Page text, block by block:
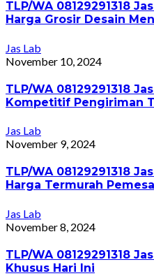
TLP/WA 08129291318
Harga Grosir Desain
Jas Lab
November 10, 2024
TLP/WA 08129291318
Kompetitif Pengiriman
Jas Lab
November 9, 2024
TLP/WA 08129291318
Harga Termurah
Jas Lab
November 8, 2024
TLP/WA 08129291318
Khusus Hari Ini